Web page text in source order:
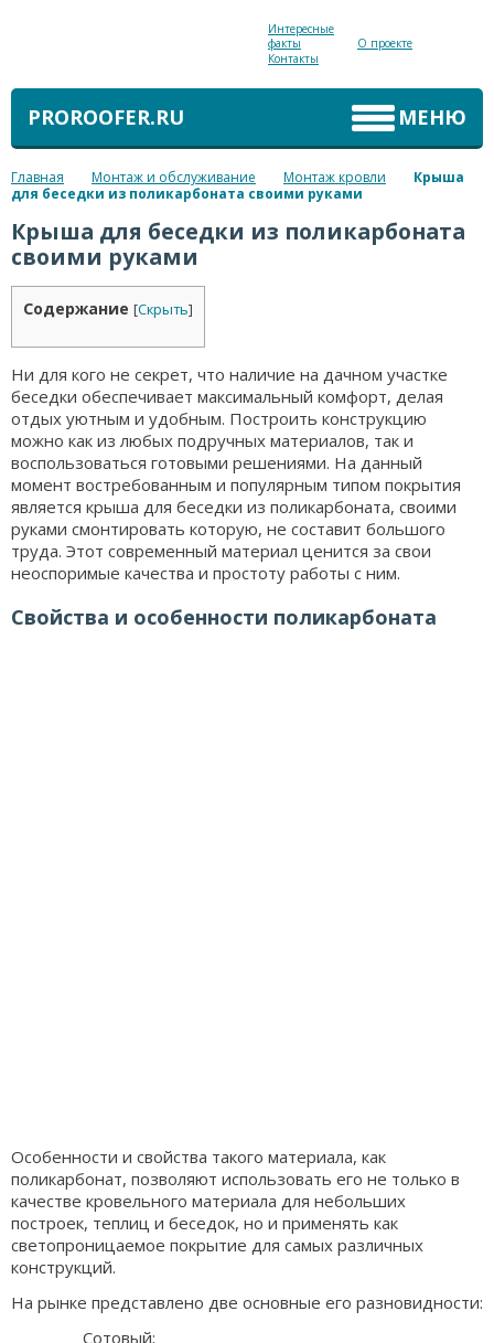
Интересные
факты
О проекте
Контакты
МЕНЮ
PROROOFER.RU
Главная Монтаж и обслуживание Монтаж кровли
Крыша
для беседки из поликарбоната своими руками
Крыша для беседки из поликарбоната
своими руками
Содержание [Скрыть]
Ни для кого не секрет, что наличие на дачном участке
беседки обеспечивает максимальный комфорт, делая
отдых уютным и удобным. Построить конструкцию
можно как из любых подручных материалов, так и
воспользоваться готовыми решениями. На данный
момент востребованным и популярным типом покрытия
является крыша для беседки из поликарбоната, своими
руками смонтировать которую, не составит большого
труда. Этот современный материал ценится за свои
неоспоримые качества и простоту работы с ним.
Свойства и особенности поликарбоната
Особенности и свойства такого материала, как
поликарбонат, позволяют использовать его не только в
качестве кровельного материала для небольших
построек, теплиц и беседок, но и применять как
светопроницаемое покрытие для самых различных
конструкций.
На рынке представлено две основные его разновидности:
Сотовый;